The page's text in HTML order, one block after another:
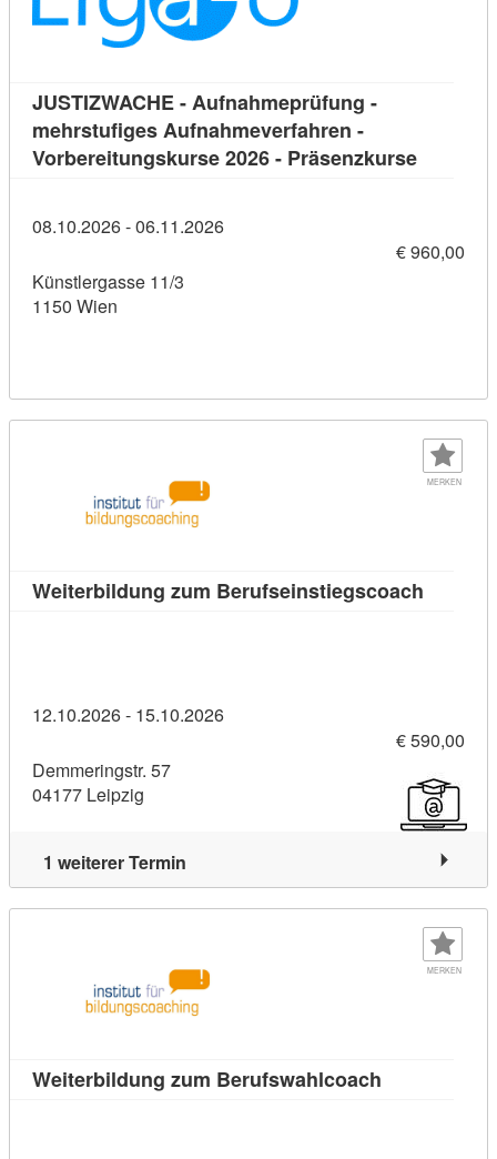
JUSTIZWACHE - Aufnahmeprüfung -
mehrstufiges Aufnahmeverfahren -
Vorbereitungskurse 2026 - Präsenzkurse
08.10.2026 - 06.11.2026
€ 960,00
Künstlergasse 11/3
1150 Wien
MERKEN
Weiterbildung zum Berufseinstiegscoach
12.10.2026 - 15.10.2026
€ 590,00
Demmeringstr. 57
04177 Leipzig
1 weiterer Termin
MERKEN
Weiterbildung zum Berufswahlcoach